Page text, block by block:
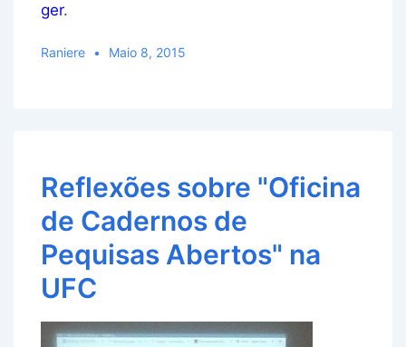
ger.
Raniere Maio 8, 2015
Reflexões sobre "Oficina
de Cadernos de
Pequisas Abertos" na
UFC